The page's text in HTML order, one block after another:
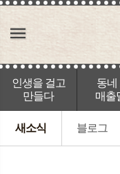
인생을 걸고
만들다
동네
매출
새소식 블로그